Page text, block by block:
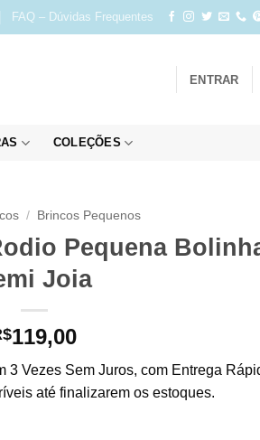
FAQ – Dúvidas Frequentes
ENTRAR
COLEÇÕES
/ Brincos Pequenos
Pequena
Joia
119,00
3 Vezes Sem Juros, com Entrega
até finalizarem os estoques.
Semi Joia quantidade